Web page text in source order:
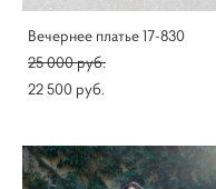
Вечернее платье 17-830
25 000 pуб.
22 500 pуб.